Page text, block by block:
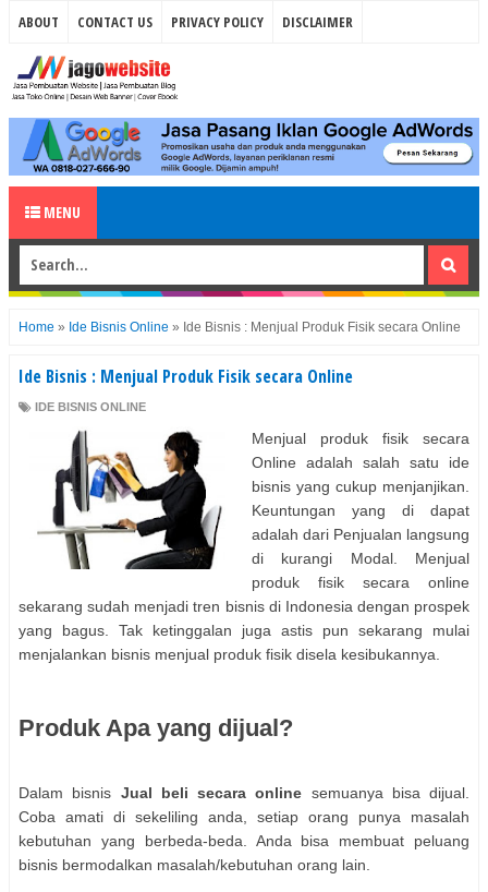
ABOUT CONTACT US PRIVACY POLICY DISCLAIMER
MENU
Home » Ide Bisnis Online » Ide Bisnis : Menjual Produk Fisik secara Online
Ide Bisnis : Menjual Produk Fisik secara Online
IDE BISNIS ONLINE
Menjual produk fisik secara
Online adalah salah satu ide
bisnis yang cukup menjanjikan.
Keuntungan yang di dapat
adalah dari Penjualan langsung
di kurangi Modal. Menjual
produk fisik secara online
sekarang sudah menjadi tren bisnis di Indonesia dengan prospek
yang bagus. Tak ketinggalan juga astis pun sekarang mulai
menjalankan bisnis menjual produk fisik disela kesibukannya.
Produk Apa yang dijual?
Dalam bisnis Jual beli secara online semuanya bisa dijual.
Coba amati di sekeliling anda, setiap orang punya masalah
kebutuhan yang berbeda-beda. Anda bisa membuat peluang
bisnis bermodalkan masalah/kebutuhan orang lain.